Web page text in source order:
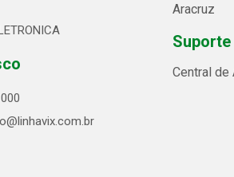
Aracruz
Central de